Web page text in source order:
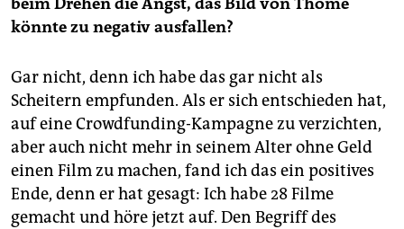
könnte zu negativ ausfallen?
Gar nicht, denn ich habe das gar nicht als
Scheitern empfunden. Als er sich entschieden hat,
auf eine Crowdfunding-Kampagne zu verzichten,
aber auch nicht mehr in seinem Alter ohne Geld
einen Film zu machen, fand ich das ein positives
Ende, denn er hat gesagt: Ich habe 28 Filme
gemacht und höre jetzt auf. Den Begriff des